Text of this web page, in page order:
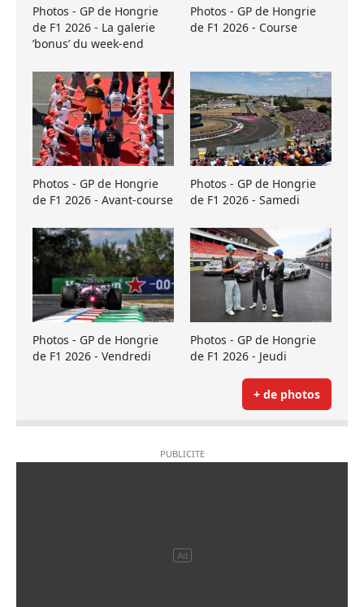
Photos - GP de Hongrie
de F1 2026 - La galerie
’bonus’ du week-end
Photos - GP de Hongrie
de F1 2026 - Course
Photos - GP de Hongrie
de F1 2026 - Avant-course
Photos - GP de Hongrie
de F1 2026 - Samedi
Photos - GP de Hongrie
de F1 2026 - Vendredi
Photos - GP de Hongrie
de F1 2026 - Jeudi
+ de photos